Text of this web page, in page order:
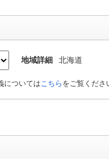
地域詳細 北海道
についてはこちら をご覧くださ